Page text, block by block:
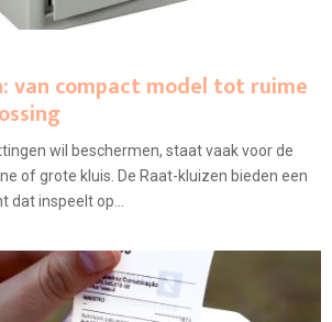
van compact model tot ruime
wil beschermen, staat vaak voor de
of grote kluis. De Raat-kluizen bieden een
inspeelt op...